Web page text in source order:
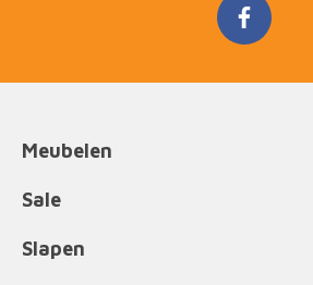
Meubelen
Sale
Slapen